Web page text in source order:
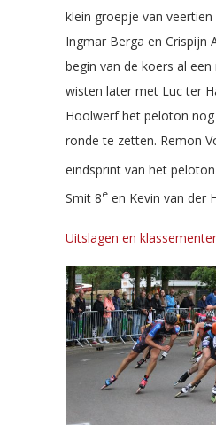
klein groepje van veertien
Ingmar Berga en Crispijn
begin van de koers al
wisten later met Luc ter
Hoolwerf het peloton
ronde te zetten. Remon
eindsprint van het
Smit 8e en Kevin van der
Uitslagen en